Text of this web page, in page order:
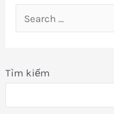
Tìm kiếm
for: